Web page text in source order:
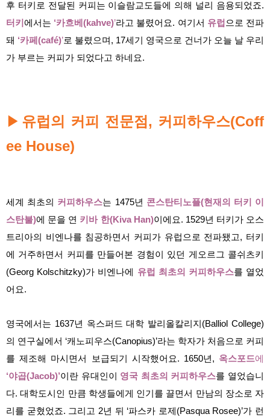
후 터키로 전달된 커피는 이슬람교도들에 의해 널리 음용되었죠.
터키 에서는 ‘카흐베(kahve)’라고 불렸어요. 여기서 유럽 으로 전파
돼 ‘카페(café)’로 불렸으며, 17세기 영국으로 건너가 오늘 날 우리
가 부르는 커피가 되었다고 하네요.
▶ 유럽의 커피 전문점, 커피하우스(Coff
ee House)
세계 최초의 커피하우스는 1475년 콘스탄티노플(현재의 터키 이
스탄불)에 문을 연 키바 한(Kiva Han)이에요. 1529년 터키가 오스
트리아의 비엔나를 침공하면서 커피가 유럽으로 전파됐고, 터키
에 거주하면서 커피를 만들어본 경험이 있던 게오르그 콜쉬츠키
(Georg Kolschitzky)가 비엔나에 유럽 최초의 커피하우스를 열었
어요.
영국에서는 1637년 옥스퍼드 대학 발리올칼리지(Balliol College)
의 연구실에서 ‘캐노피우스(Canopius)’라는 학자가 처음으로 커피
를 제조해 마시면서 보급되기 시작했어요. 1650년, 옥스포드에
‘야곱(Jacob)’이란 유대인이 영국 최초의 커피하우스를 열었습니
다. 대학도시인 만큼 학생들에게 인기를 끌면서 만남의 장소로 자
리를 굳혔었죠. 그리고 2년 뒤 ‘파스카 로제(Pasqua Rosee)’가 런